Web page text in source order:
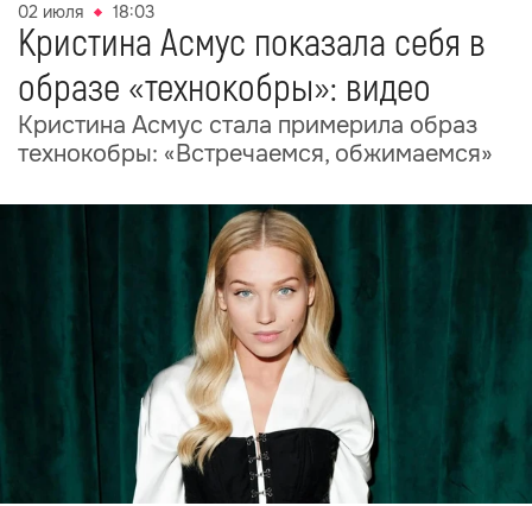
02 июля 18:03
Кристина Асмус показала себя в
образе «технокобры»: видео
Кристина Асмус стала примерила образ
технокобры: «Встречаемся, обжимаемся»